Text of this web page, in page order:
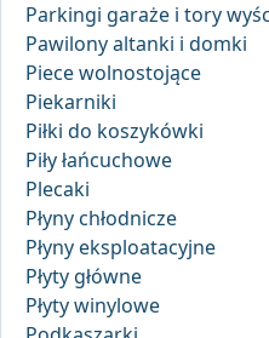
Parkingi garaże i tory
Pawilony altanki i domki
Piece wolnostojące
Piekarniki
Piłki do koszykówki
Piły łańcuchowe
Plecaki
Płyny chłodnicze
Płyny eksploatacyjne
Płyty główne
Płyty winylowe